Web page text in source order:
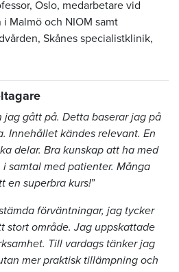
Oslo, medarbetare vid
Malmö och NIOM samt
Skånes specialistklinik,
jag gått på. Detta baserar jag på
Innehållet kändes relevant. En
delar. Bra kunskap att ha med
samtal med patienter. Många
en superbra kurs!”
förväntningar, jag tycker
stort område. Jag uppskattade
Till vardags tänker jag
mer praktisk tillämpning och